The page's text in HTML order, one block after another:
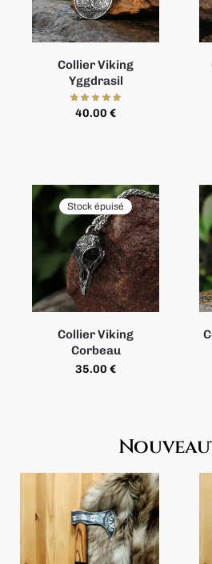
Collier Viking
Yggdrasil
40.00 €
Stock épuisé
Collier Viking
Corbeau
35.00 €